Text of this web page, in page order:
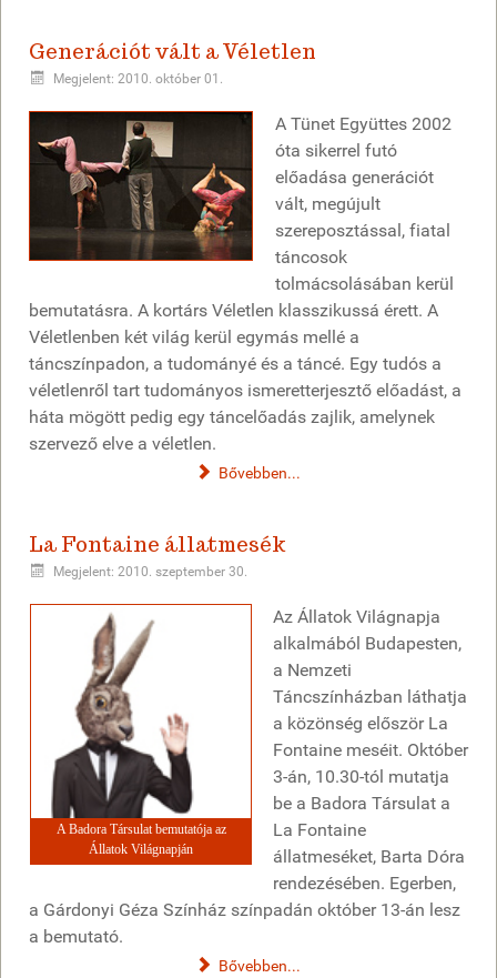
Generációt vált a Véletlen
Megjelent: 2010. október 01.
A Tünet Együttes 2002
óta sikerrel futó
előadása generációt
vált, megújult
szereposztással, fiatal
táncosok
tolmácsolásában kerül
bemutatásra. A kortárs Véletlen klasszikussá érett. A
Véletlenben két világ kerül egymás mellé a
táncszínpadon, a tudományé és a táncé. Egy tudós a
véletlenről tart tudományos ismeretterjesztő előadást, a
háta mögött pedig egy táncelőadás zajlik, amelynek
szervező elve a véletlen.
Bővebben...
La Fontaine állatmesék
Megjelent: 2010. szeptember 30.
A Badora Társulat bemutatója az
Állatok Világnapján
Az Állatok Világnapja
alkalmából Budapesten,
a Nemzeti
Táncszínházban láthatja
a közönség először La
Fontaine meséit. Október
3-án, 10.30-tól mutatja
be a Badora Társulat a
La Fontaine
állatmeséket, Barta Dóra
rendezésében. Egerben,
a Gárdonyi Géza Színház színpadán október 13-án lesz
a bemutató.
Bővebben...